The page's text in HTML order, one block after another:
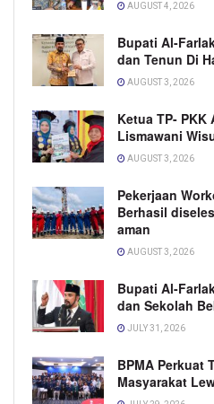
AUGUST 4, 2026
Bupati Al-
dan Tenun Di
AUGUST 3, 2026
Ketua TP- PKK
Lismawani
AUGUST 3, 2026
Pekerjaan
Berhasil
aman
AUGUST 3, 2026
Bupati Al-
dan Sekolah
JULY 31, 2026
BPMA Perkuat
Masyarakat